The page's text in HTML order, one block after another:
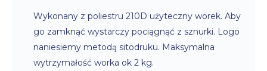
Wykonany z poliestru 210D użyteczny worek. Aby
go zamknąć wystarczy pociągnąć z sznurki. Logo
naniesiemy metodą sitodruku. Maksymalna
wytrzymałość worka ok 2 kg.